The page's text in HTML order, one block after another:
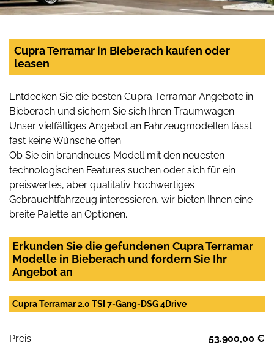
Cupra Terramar in Bieberach kaufen oder
leasen
Entdecken Sie die besten Cupra Terramar Angebote in
Bieberach und sichern Sie sich Ihren Traumwagen.
Unser vielfältiges Angebot an Fahrzeugmodellen lässt
fast keine Wünsche offen.
Ob Sie ein brandneues Modell mit den neuesten
technologischen Features suchen oder sich für ein
preiswertes, aber qualitativ hochwertiges
Gebrauchtfahrzeug interessieren, wir bieten Ihnen eine
breite Palette an Optionen.
Erkunden Sie die gefundenen Cupra Terramar
Modelle in Bieberach und fordern Sie Ihr
Angebot an
Cupra Terramar 2.0 TSI 7-Gang-DSG 4Drive
Preis:
53.900,00 €